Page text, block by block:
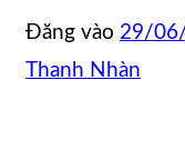
Đăng vào 29/
Thanh Nhàn